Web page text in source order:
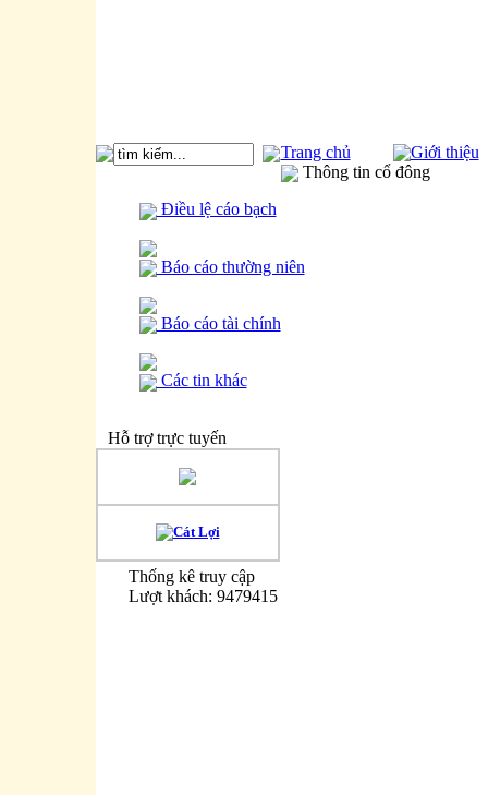
Trang chủ
Giới thiệu
Thông tin cổ đông
Điều lệ cáo bạch
Báo cáo thường niên
Báo cáo tài chính
Các tin khác
Hỗ trợ trực tuyến
Thống kê truy cập
Lượt khách: 9479415